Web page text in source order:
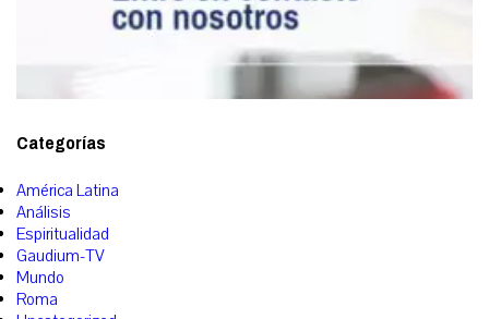
Categorías
América Latina
Análisis
Espiritualidad
Gaudium-TV
Mundo
Roma